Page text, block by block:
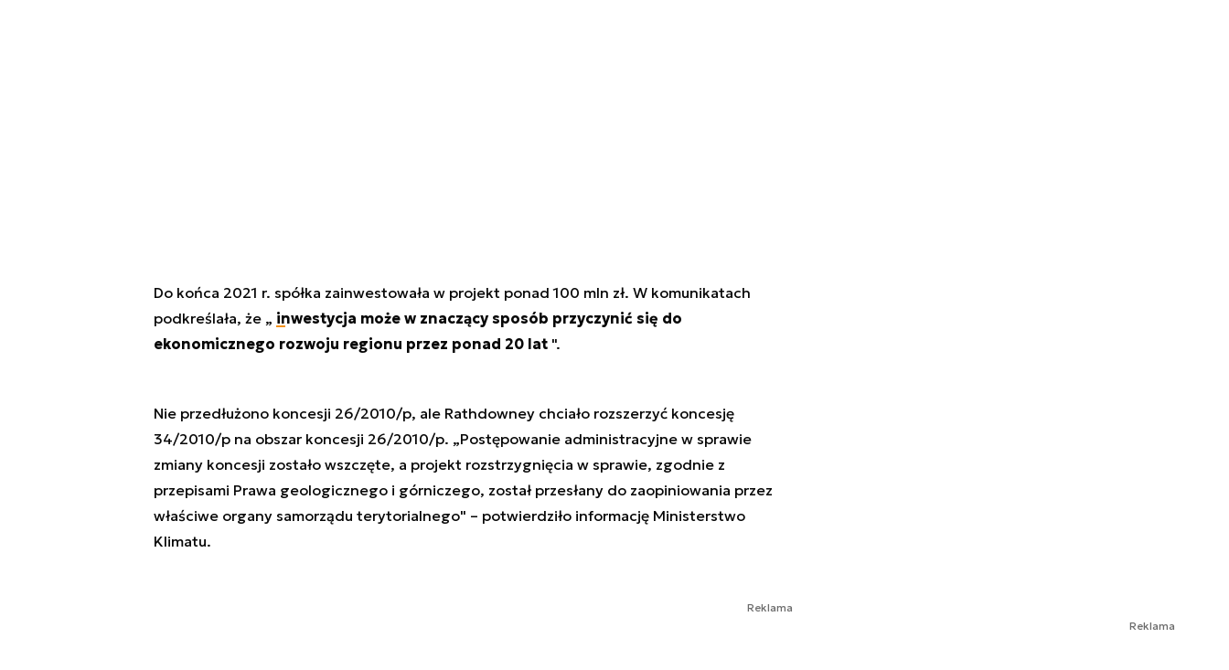
Do końca 2021 r. spółka zainwestowała w projekt ponad 100 mln zł. W komunikatach
podkreślała, że „ inwestycja może w znaczący sposób przyczynić się do
ekonomicznego rozwoju regionu przez ponad 20 lat".
Nie przedłużono koncesji 26/2010/p, ale Rathdowney chciało rozszerzyć koncesję
34/2010/p na obszar koncesji 26/2010/p. „Postępowanie administracyjne w sprawie
zmiany koncesji zostało wszczęte, a projekt rozstrzygnięcia w sprawie, zgodnie z
przepisami Prawa geologicznego i górniczego, został przesłany do zaopiniowania przez
właściwe organy samorządu terytorialnego" – potwierdziło informację Ministerstwo
Klimatu.
Reklama
Reklama